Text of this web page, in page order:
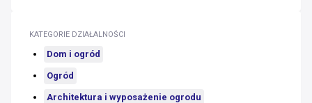
KATEGORIE DZIAŁALNOŚCI
Dom i ogród
Ogród
Architektura i wyposażenie ogrodu